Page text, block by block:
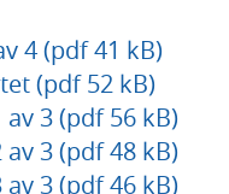
4 (pdf 41 kB)
(pdf 52 kB)
3 (pdf 56 kB)
3 (pdf 48 kB)
3 (pdf 46 kB)